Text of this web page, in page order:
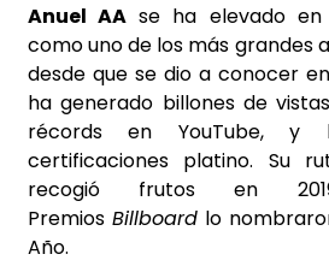
Anuel AA se ha elevado
como uno de los más grandes
desde que se dio a conocer en
ha generado billones de
récords en YouTube, y
certificaciones platino. Su
recogió frutos en
Premios Billboard lo
Año.